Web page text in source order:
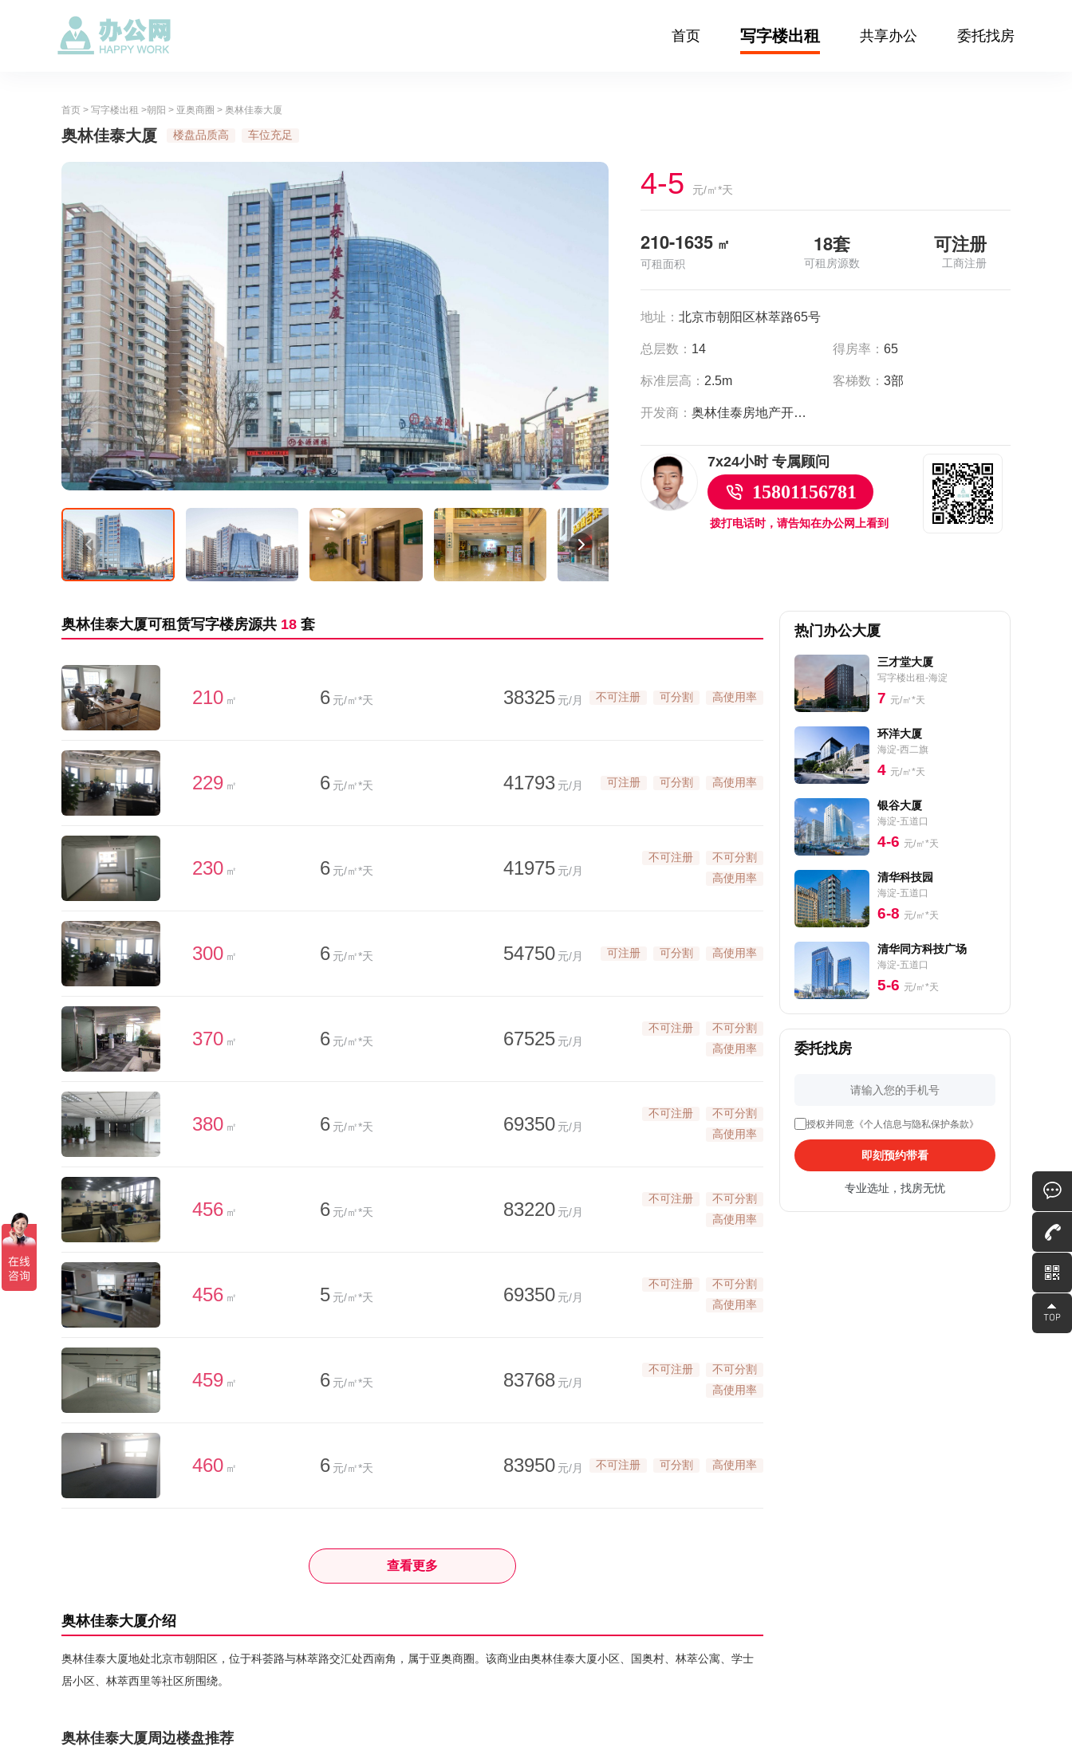
首页 写字楼出租 共享办公 委托找房
首页 > 写字楼出租 >朝阳 > 亚奥商圈 > 奥林佳泰大厦
奥林佳泰大厦 楼盘品质高 车位充足
4-5 元/㎡*天
210-1635 ㎡
可租面积
18套
可租房源数
可注册
工商注册
地址： 北京市朝阳区林萃路65号
总层数： 14 得房率：65
标准层高： 2.5m 客梯数：3部
开发商： 奥林佳泰房地产开发公司
7x24小时 专属顾问
15801156781
拨打电话时，请告知在办公网上看到
奥林佳泰大厦可租赁写字楼房源共 18 套
210 ㎡ 6 元/㎡*天 38325 元/月 不可注册 可分割 高使用率
229 ㎡ 6 元/㎡*天 41793 元/月 可注册 可分割 高使用率
230 ㎡ 6 元/㎡*天 41975 元/月
不可注册
不可分割
高使用率
300 ㎡ 6 元/㎡*天 54750 元/月 可注册 可分割 高使用率
370 ㎡ 6 元/㎡*天 67525 元/月
不可注册
不可分割
高使用率
380 ㎡ 6 元/㎡*天 69350 元/月
不可注册
不可分割
高使用率
456 ㎡ 6 元/㎡*天 83220 元/月
不可注册
不可分割
高使用率
456 ㎡ 5 元/㎡*天 69350 元/月
不可注册
不可分割
高使用率
459 ㎡ 6 元/㎡*天 83768 元/月
不可注册
不可分割
高使用率
460 ㎡ 6 元/㎡*天 83950 元/月 不可注册 可分割 高使用率
查看更多
奥林佳泰大厦介绍
奥林佳泰大厦地处北京市朝阳区，位于科荟路与林萃路交汇处西南角，属于亚奥商圈。该商业由奥林佳泰大厦小区、国奥村、林萃公寓、学士
居小区、林萃西里等社区所围绕。
奥林佳泰大厦周边楼盘推荐
热门办公大厦
三才堂大厦
写字楼出租-海淀
7 元/㎡*天
环洋大厦
海淀-西二旗
4 元/㎡*天
银谷大厦
海淀-五道口
4-6 元/㎡*天
清华科技园
海淀-五道口
6-8 元/㎡*天
清华同方科技广场
海淀-五道口
5-6 元/㎡*天
委托找房
授权并同意《个人信息与隐私保护条款》
即刻预约带看
专业选址，找房无忧